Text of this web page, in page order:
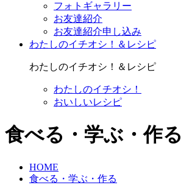
フォトギャラリー
お友達紹介
お友達紹介申し込み
わたしのイチオシ！＆レシピ
わたしのイチオシ！＆レシピ
わたしのイチオシ！
おいしいレシピ
食べる・学ぶ・作る
HOME
食べる・学ぶ・作る